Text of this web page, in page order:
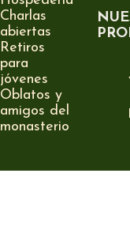
Charlas
abiertas
Retiros
para
jóvenes
Oblatos y
amigos del
monasterio